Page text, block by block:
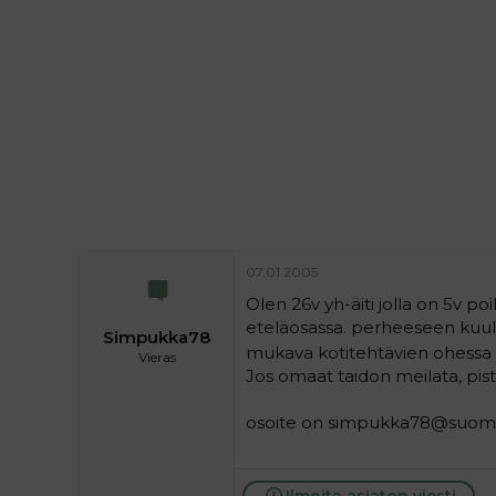
Simpukka78
Vieras
07.01.2005
Olen 26v yh-äiti jolla on 5v
eteläosassa. perheeseen
mukava kotitehtävien ohessa
Jos omaat taidon meilata,
osoite on